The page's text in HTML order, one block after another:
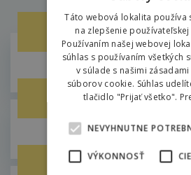
Zorbing
Areál Hilson
Športový
Laser
Táto webová lokalita používa
na zlepšenie
Používaním našej webovej
súhlas s používaním všetkých
v súlade s našimi
súborov cookie. Súhlas
tlačidlo "Prijať všetko".
NEVYHNUTNE
VÝKONNOSŤ